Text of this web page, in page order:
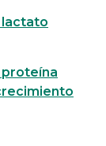
lactato
proteína